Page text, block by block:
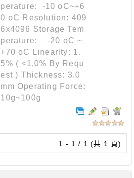
perature: -10 oC~+6
0 oC Resolution: 409
6x4096 Storage Tem
perature: -20 oC ~
+70 oC Linearity: 1.
5% ( <1.0% By Requ
est ) Thickness: 3.0
mm Operating Force:
10g~100g
1 - 1 / 1 (共 1 頁)